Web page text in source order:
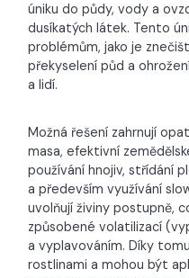
úniku do půdy, vody a
dusíkatých látek. Tento
problémům, jako je
překyselení půd a
a lidí.
Možná řešení zahrnují
masa, efektivní
používání hnojiv, střídání
a především využívání
uvolňují živiny postupně,
způsobené volatilizací
a vyplavováním. Díky
rostlinami a mohou být